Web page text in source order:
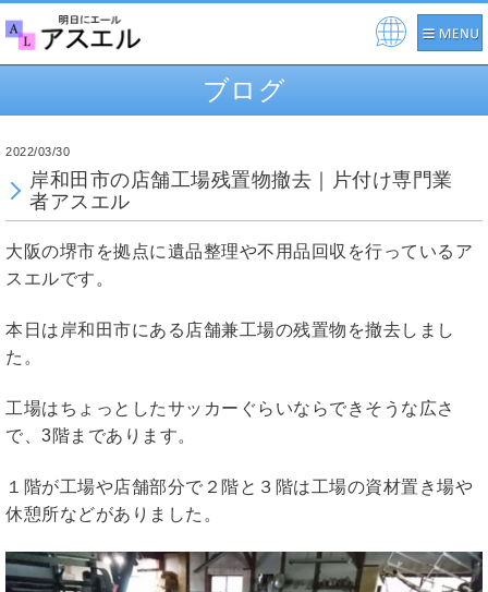
ブログ
2022/03/30
岸和田市の店舗工場残置物撤去｜片付け専門業
者アスエル
大阪の堺市を拠点に遺品整理や不用品回収を行っているア
スエルです。
本日は岸和田市にある店舗兼工場の残置物を撤去しまし
た。
工場はちょっとしたサッカーぐらいならできそうな広さ
で、3階まであります。
１階が工場や店舗部分で２階と３階は工場の資材置き場や
休憩所などがありました。